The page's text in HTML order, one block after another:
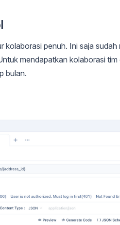
penuh. Ini saja
mendapatkan kolaborasi
bulan.